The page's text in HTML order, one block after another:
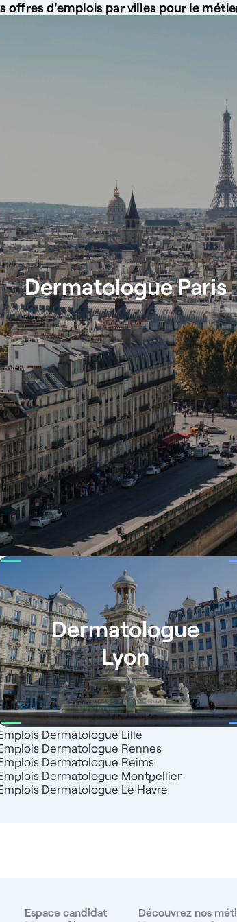
offres d'emplois par villes pour le
Dermatologue Paris
Dermatologue
Lyon
Dermatologue Lille
Dermatologue Rennes
Dermatologue Reims
Dermatologue Montpellier
Dermatologue Le Havre
Espace candidat
Découvrez nos